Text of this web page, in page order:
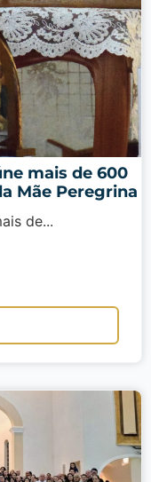
mais de 600
Mãe Peregrina
de...